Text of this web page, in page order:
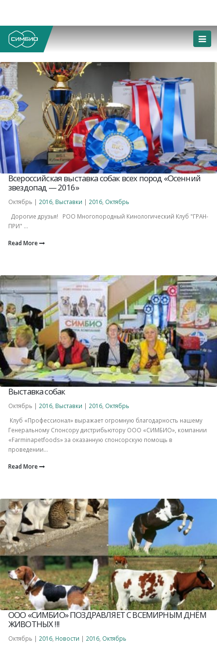
Всероссийская выставка собак всех пород «Осенний
звездопад — 2016»
Октябрь | 2016 Выставки | 2016 Октябрь
Дорогие друзья! РОО Многопородный Кинологический Клуб "ГРАН-
ПРИ" ...
Read More
Выставка собак
Октябрь | 2016 Выставки | 2016 Октябрь
Клуб «Профессионал» выражает огромную благодарность нашему
Генеральному Спонсору дистрибьютору ООО «СИМБИО», компании
«Farminapetfoods» за оказанную спонсорскую помощь в
проведении...
Read More
ООО «СИМБИО» ПОЗДРАВЛЯЕТ С ВСЕМИРНЫМ ДНЁМ
ЖИВОТНЫХ !!!
Октябрь | 2016 Новости | 2016 Октябрь